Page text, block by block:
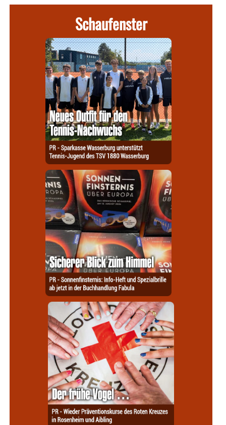
Schaufenster